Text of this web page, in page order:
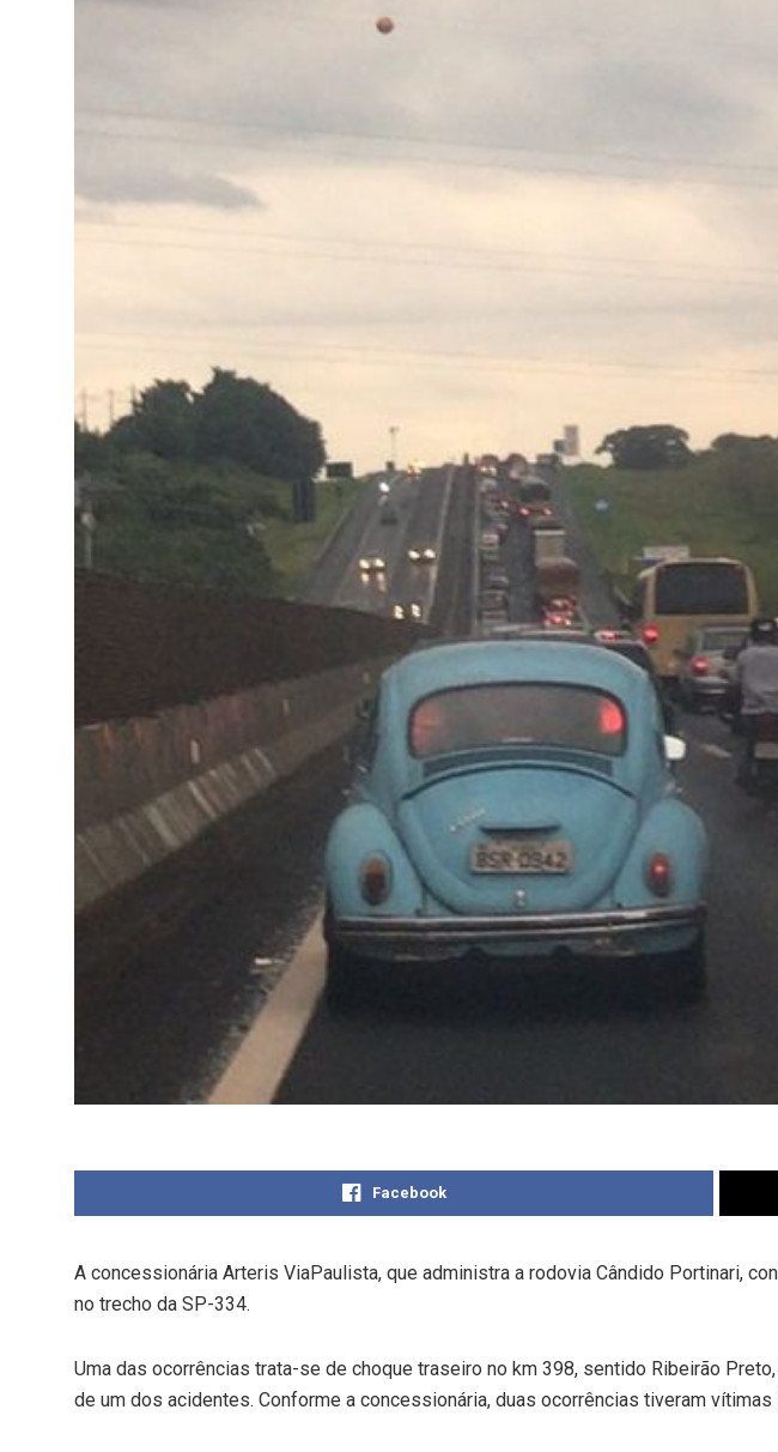
Facebook
A concessionária Arteris ViaPaulista, que administra a rodovia Cândido Portinari,
no trecho da SP-334.
Uma das ocorrências trata-se de choque traseiro no km 398, sentido Ribeirão
de um dos acidentes. Conforme a concessionária, duas ocorrências tiveram